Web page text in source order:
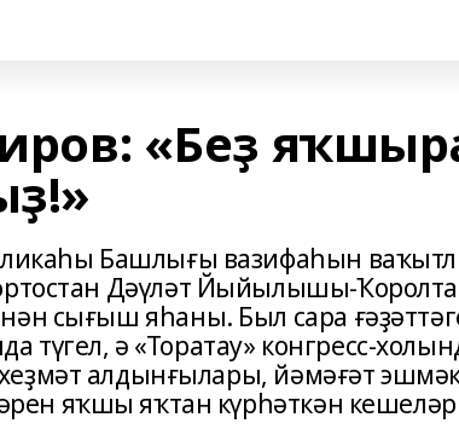
«Беҙ
Башлығы вазифаһын
Дәүләт Йыйылышы-
сығыш яһаны. Был сара
ә «Торатау» конгресс-
хеҙмәт алдынғылары, йәмәғәт
яҡшы яҡтан күрһәткән